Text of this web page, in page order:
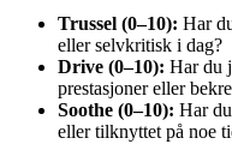
Trussel (0–10): Har
eller selvkritisk i dag?
Drive (0–10): Har du
prestasjoner eller
Soothe (0–10): Har
eller tilknyttet på noe